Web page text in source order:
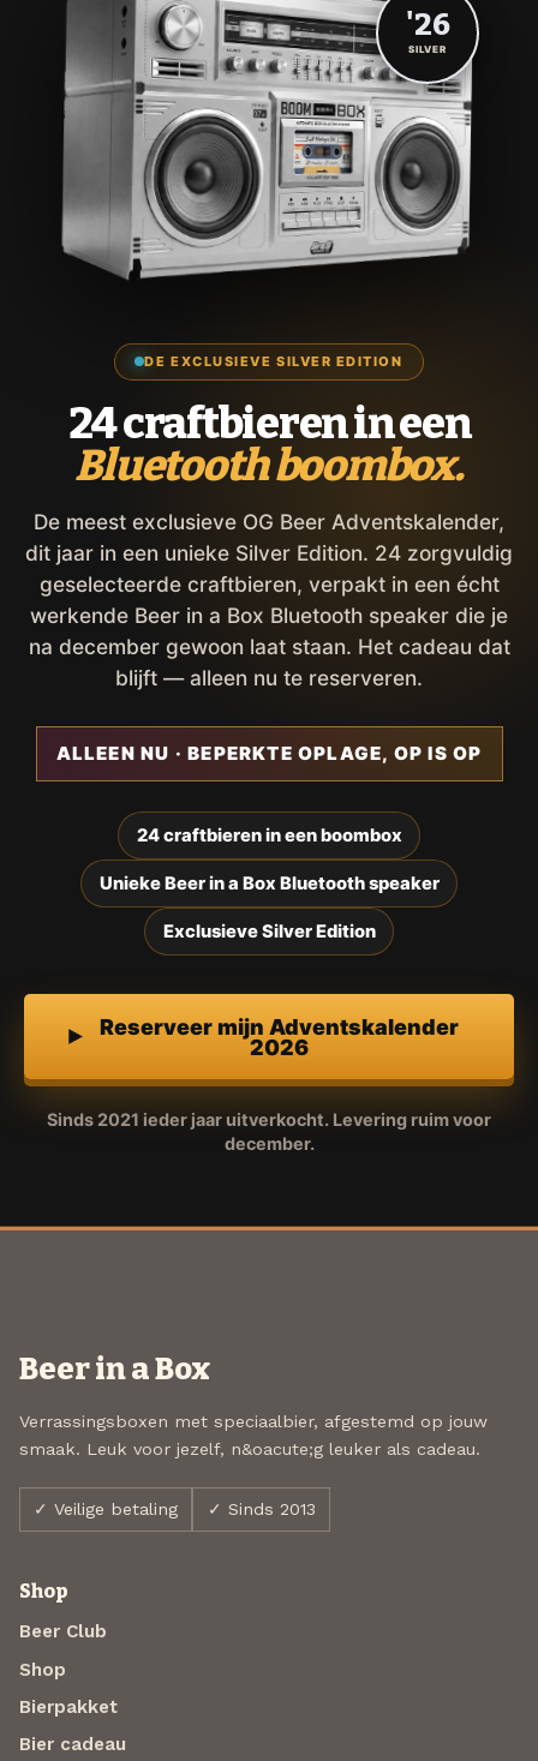
DE EXCLUSIEVE SILVER EDITION
24 craftbieren in een
Bluetooth boombox.
De meest exclusieve OG Beer Adventskalender,
dit jaar in een unieke Silver Edition. 24 zorgvuldig
geselecteerde craftbieren, verpakt in een écht
werkende Beer in a Box Bluetooth speaker die je
na december gewoon laat staan. Het cadeau dat
blijft — alleen nu te reserveren.
ALLEEN NU · BEPERKTE OPLAGE, OP IS OP
24 craftbieren in een boombox
Unieke Beer in a Box Bluetooth speaker
Exclusieve Silver Edition
Reserveer mijn Adventskalender
2026
Sinds 2021 ieder jaar uitverkocht. Levering ruim voor
december.
'26
SILVER
Beer in a Box
Verrassingsboxen met speciaalbier, afgestemd op jouw
smaak. Leuk voor jezelf, n&oacute;g leuker als cadeau.
✓ Veilige betaling ✓ Sinds 2013
Shop
Beer Club
Shop
Bierpakket
Bier cadeau